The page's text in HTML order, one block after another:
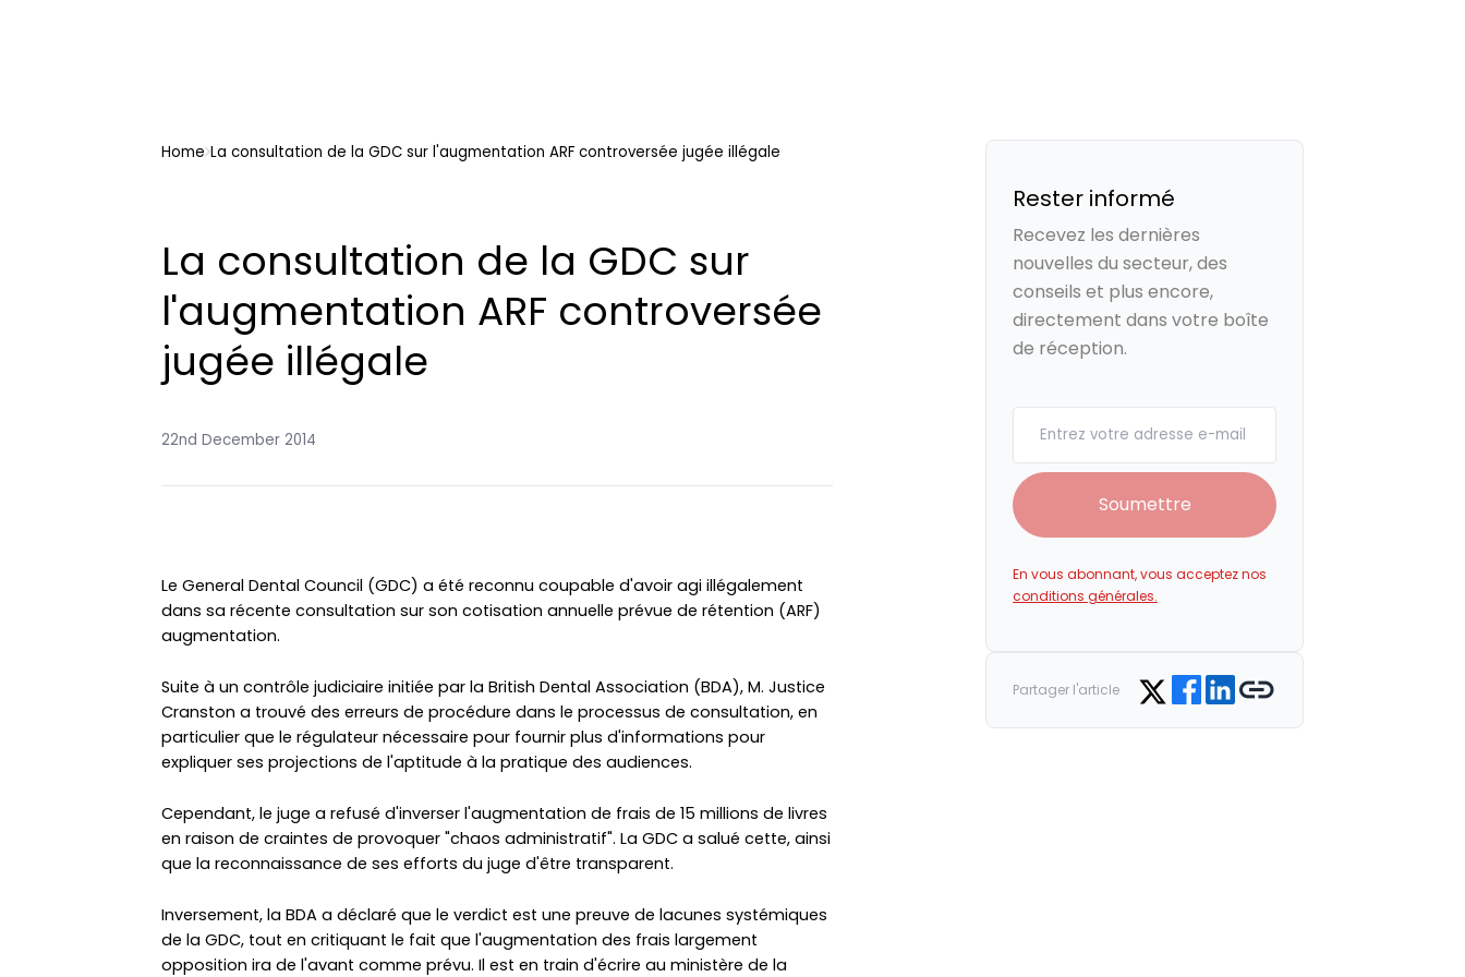
Home La consultation de la GDC sur l'augmentation ARF controversée jugée illégale
La consultation de la GDC sur
l'augmentation ARF controversée
jugée illégale
22nd December 2014
Le General Dental Council (GDC) a été reconnu coupable d'avoir agi illégalement
dans sa récente consultation sur son cotisation annuelle prévue de rétention (ARF)
augmentation.
Suite à un contrôle judiciaire initiée par la British Dental Association (BDA), M. Justice
Cranston a trouvé des erreurs de procédure dans le processus de consultation, en
particulier que le régulateur nécessaire pour fournir plus d'informations pour
expliquer ses projections de l'aptitude à la pratique des audiences.
Cependant, le juge a refusé d'inverser l'augmentation de frais de 15 millions de livres
en raison de craintes de provoquer "chaos administratif". La GDC a salué cette, ainsi
que la reconnaissance de ses efforts du juge d'être transparent.
Inversement, la BDA a déclaré que le verdict est une preuve de lacunes systémiques
de la GDC, tout en critiquant le fait que l'augmentation des frais largement
opposition ira de l'avant comme prévu. Il est en train d'écrire au ministère de la
Rester informé
Recevez les dernières
nouvelles du secteur, des
conseils et plus encore,
directement dans votre boîte
de réception.
Soumettre
En vous abonnant, vous acceptez nos
conditions générales.
Partager l'article Share on Twitter
Share on Facebook
Share on LinkedIn
Copy link